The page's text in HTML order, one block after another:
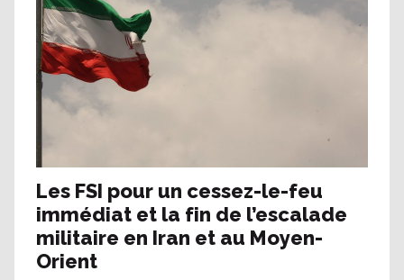
Les FSI pour un cessez-le-feu
immédiat et la fin de l’escalade
militaire en Iran et au Moyen-
Orient